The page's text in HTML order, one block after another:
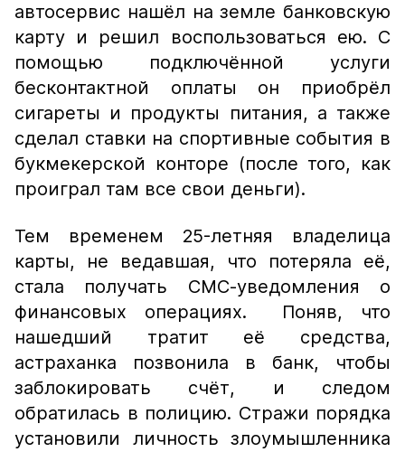
автосервис нашёл на земле банковскую
карту и решил воспользоваться ею. С
помощью подключённой услуги
бесконтактной оплаты он приобрёл
сигареты и продукты питания, а также
сделал ставки на спортивные события в
букмекерской конторе (после того, как
проиграл там все свои деньги).
Тем временем 25-летняя владелица
карты, не ведавшая, что потеряла её,
стала получать СМС-уведомления о
финансовых операциях. Поняв, что
нашедший тратит её средства,
астраханка позвонила в банк, чтобы
заблокировать счёт, и следом
обратилась в полицию. Стражи порядка
установили личность злоумышленника